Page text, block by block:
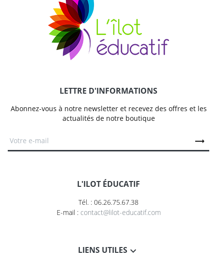
L'ILOT ÉDUCATIF
Tél. : 06.26.75.67.38
E-mail : contact@lilot-educatif.com
LIENS UTILES
LETTRE D'INFORMATIONS
Abonnez-vous à notre newsletter et recevez des offres et les
actualités de notre boutique